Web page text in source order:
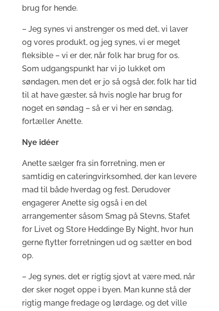
brug for hende.
– Jeg synes vi anstrenger os med det, vi laver
og vores produkt, og jeg synes, vi er meget
fleksible – vi er der, når folk har brug for os.
Som udgangspunkt har vi jo lukket om
søndagen, men det er jo så også der, folk har tid
til at have gæster, så hvis nogle har brug for
noget en søndag – så er vi her en søndag,
fortæller Anette.
Nye idéer
Anette sælger fra sin forretning, men er
samtidig en cateringvirksomhed, der kan levere
mad til både hverdag og fest. Derudover
engagerer Anette sig også i en del
arrangementer såsom Smag på Stevns, Stafet
for Livet og Store Heddinge By Night, hvor hun
gerne flytter forretningen ud og sætter en bod
op.
– Jeg synes, det er rigtig sjovt at være med, når
der sker noget oppe i byen. Man kunne stå der
rigtig mange fredage og lørdage, og det ville